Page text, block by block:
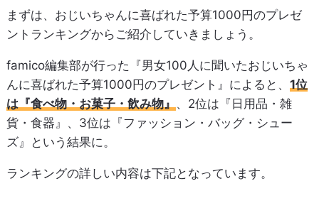
まずは、おじいちゃんに喜ばれた予算1000円のプレゼ
ントランキングからご紹介していきましょう。
famico編集部が行った『男女100人に聞いたおじいちゃ
んに喜ばれた予算1000円のプレゼント』によると、 1位
は『食べ物・お菓子・飲み物』 、2位は『日用品・雑
貨・食器』、3位は『ファッション・バッグ・シュー
ズ』という結果に。
ランキングの詳しい内容は下記となっています。